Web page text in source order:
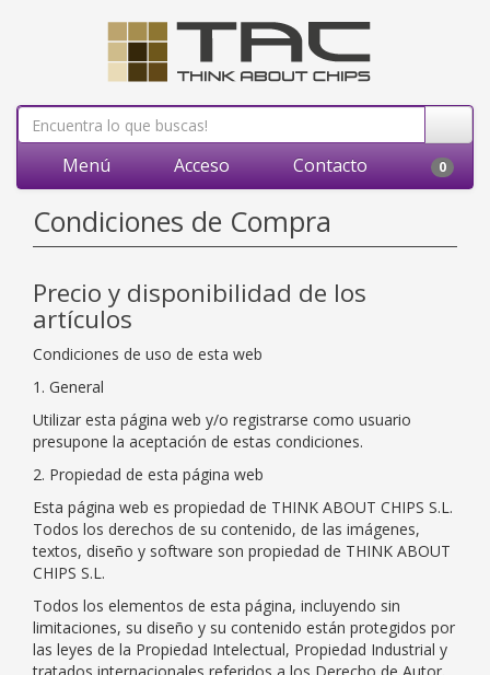
Menú Acceso Contacto 0
Condiciones de Compra
Precio y disponibilidad de los
artículos
Condiciones de uso de esta web
1. General
Utilizar esta página web y/o registrarse como usuario
presupone la aceptación de estas condiciones.
2. Propiedad de esta página web
Esta página web es propiedad de THINK ABOUT CHIPS S.L.
Todos los derechos de su contenido, de las imágenes,
textos, diseño y software son propiedad de THINK ABOUT
CHIPS S.L.
Todos los elementos de esta página, incluyendo sin
limitaciones, su diseño y su contenido están protegidos por
las leyes de la Propiedad Intelectual, Propiedad Industrial y